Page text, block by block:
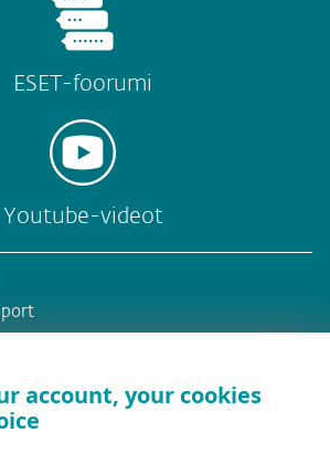
ESET-foorumi
Youtube-videot
account, your cookies